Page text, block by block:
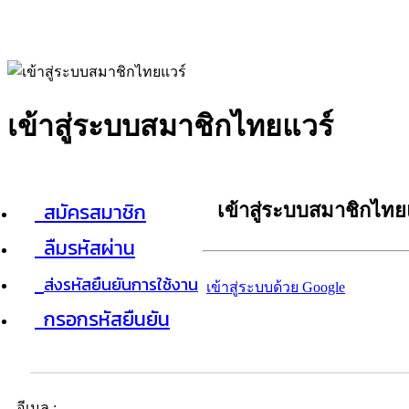
เข้าสู่ระบบสมาชิกไทยแวร์
สมัครสมาชิก
ลืมรหัสผ่าน
ส่งรหัสยืนยันการใช้งาน
กรอกรหัสยืนยัน
เข้าสู่ระบบสมาชิกไท
เข้าสู่ระบบด้วย Google